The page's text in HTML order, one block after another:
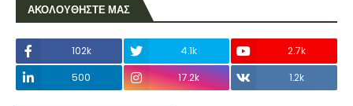
ΑΚΟΛΟΥΘΗΣΤΕ ΜΑΣ
102k 4.1k
2.7k
500
17.2k 1.2k